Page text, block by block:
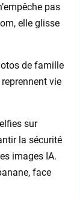
pas
elle glisse
de famille
vie
sur
la sécurité
images IA.
face